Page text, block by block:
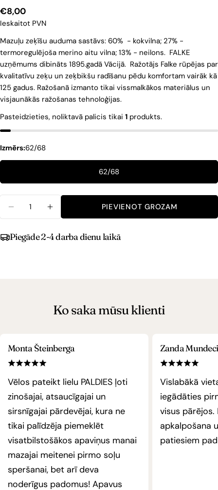
Cena
€8,00
Ieskaitot PVN
Mazuļu zeķīšu auduma sastāvs: 60% - kokvilna; 27% -
termoregulējoša merino aitu vilna; 13% - neilons. FALKE
uzņēmums dibināts 1895.gadā Vācijā. Ražotājs Falke rūpējas par
kvalitatīvu zeķu un zeķbikšu radīšanu pēdu komfortam vairāk kā
125 gadus. Ražošanā izmanto tikai vissmalkākos materiālus un
visjaunākās ražošanas tehnoloģijas.
Pasteidzieties, noliktavā palicis tikai 1 produkts.
Izmērs:62/68
62/68
PIEVIENOT GROZAM
Piegāde 2-4 darba dienu laikā
Ko saka mūsu klienti
Monta Šteinberga
Vēlos pateikt lielu PALDIES ļoti
zinošajai, atsaucīgajai un
sirsnīgajai pārdevējai, kura ne
tikai palīdzēja piemeklēt
visatbilstošākos apaviņus manai
mazajai meitenei pirmo soļu
speršanai, bet arī deva
noderīgus padomus! Apavus
Zanda
Vislabākā
iegādāties
visus
apkalpošana
patiesiem